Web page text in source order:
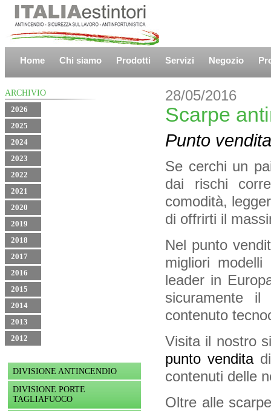
Home Chi siamo Prodotti Servizi Negozio
ARCHIVIO
2026
2025
2024
2023
2022
2021
2020
2019
2018
2017
2016
2015
2014
2013
2012
DIVISIONE ANTINCENDIO
DIVISIONE PORTE
TAGLIAFUOCO
28/05/2016
Scarpe
Punto
Se cerchi un
dai rischi
comodità,
di offrirti il
Nel punto
migliori
leader in
sicuramente
contenuto
Visita il nostro
punto vendita
contenuti delle
Oltre alle